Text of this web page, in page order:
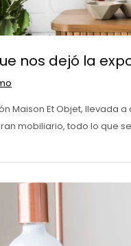
nos dejó la
Maison Et Objet, llevada
mobiliario, todo lo que